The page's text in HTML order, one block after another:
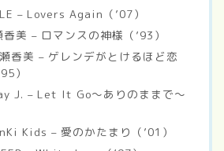
– Lovers Again（’07）
美 – ロマンスの神様（’93）
香美 – ゲレンデがとけるほど恋
）
J. – Let It Go～ありのままで～
Kids – 愛のかたまり（’01）